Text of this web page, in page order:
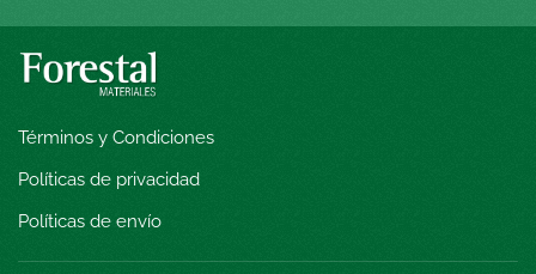
Términos y Condiciones
Políticas de privacidad
Políticas de envío